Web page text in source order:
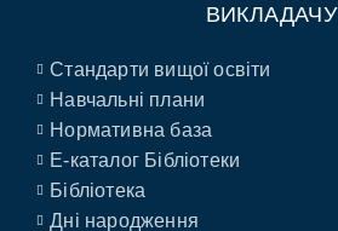
ВИКЛАДАЧУ
Стандарти вищої освіти
Навчальні плани
Нормативна база
E-каталог Бібліотеки
Бібліотека
Дні народження